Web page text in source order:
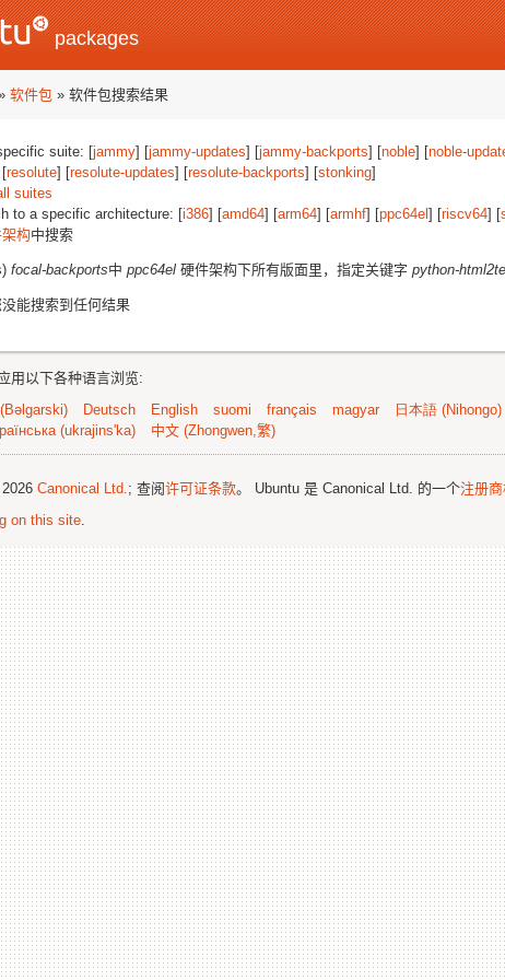
packages
软件包 » 软件包搜索结果
suite: [jammy] [jammy-updates] [jammy-backports] [noble] [noble-
resolute] [resolute-updates] [resolute-backports] [stonking]
suites
to a specific architecture: [i386] [amd64] [arm64] [armhf] [ppc64el ] [riscv64] [
构中搜索
focal-backports中 ppc64el 硬件架构下所有版面里，指定关键字 python-
能搜索到任何结果
用以下各种语言浏览:
Deutsch English suomi français magyar 日本語 (Nihongo)
(ukrajins'ka) 中文 (Zhongwen,繁)
Canonical Ltd.; 查阅许可证条款。 Ubuntu 是 Canonical Ltd. 的一个注册
on this site.